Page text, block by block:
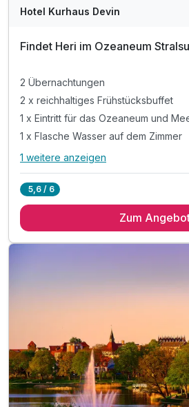
Hotel Kurhaus Devin
Findet Heri im Ozeaneum
2 Übernachtungen
2 x reichhaltiges Frühstücksbuffet
1 x Eintritt für das Ozeaneum und
1 x Flasche Wasser auf dem Zimmer
Alle Inklusivleistungen
2 x reichhaltiges Frühstücksbuffet
1 weitere anzeigen
5,6 / 6
Zum